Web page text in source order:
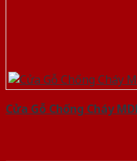
Cửa Gỗ Chống Cháy